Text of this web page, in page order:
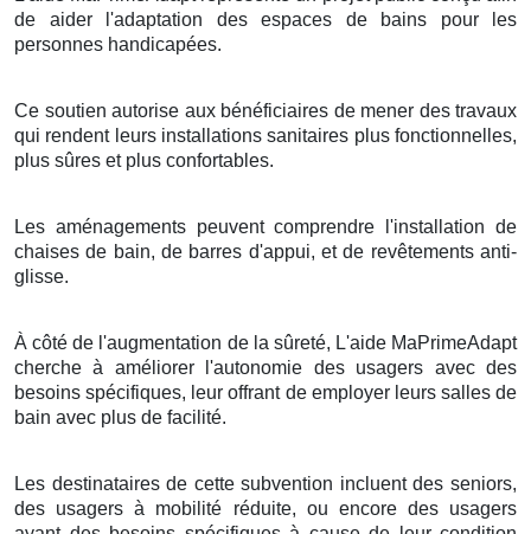
de aider l'adaptation des espaces de bains pour les
personnes handicapées.
Ce soutien autorise aux bénéficiaires de mener des travaux
qui rendent leurs installations sanitaires plus fonctionnelles,
plus sûres et plus confortables.
Les aménagements peuvent comprendre l'installation de
chaises de bain, de barres d'appui, et de revêtements anti-
glisse.
À côté de l'augmentation de la sûreté, L'aide MaPrimeAdapt
cherche à améliorer l'autonomie des usagers avec des
besoins spécifiques, leur offrant de employer leurs salles de
bain avec plus de facilité.
Les destinataires de cette subvention incluent des seniors,
des usagers à mobilité réduite, ou encore des usagers